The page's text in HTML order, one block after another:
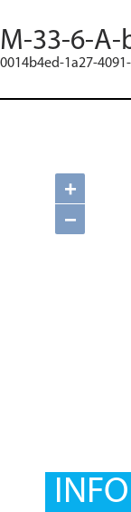
M-33-6-A-
0014b4ed-1a27-
+
−